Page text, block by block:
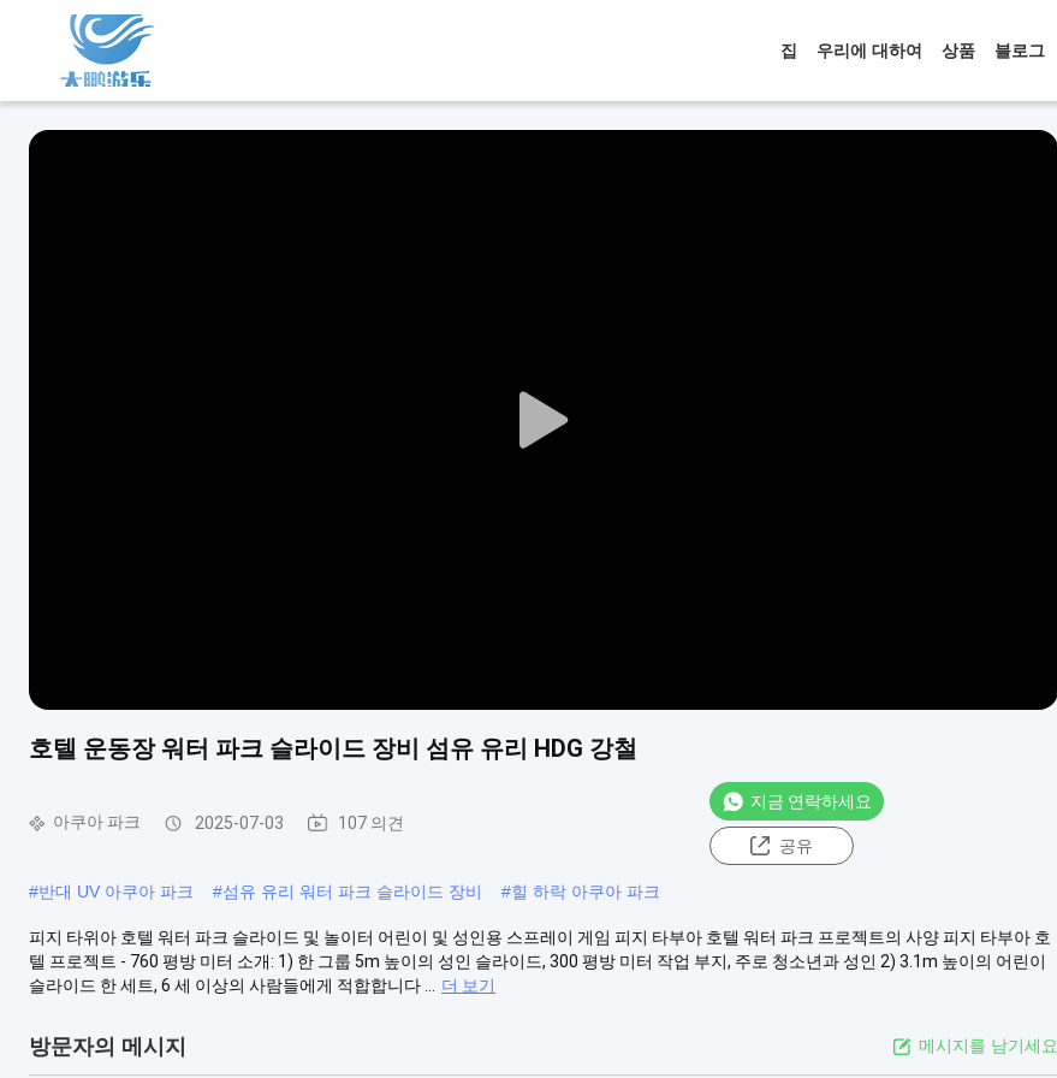
집 우리에 대하여 상품 블로그
Play
호텔 운동장 워터 파크 슬라이드 장비 섬유 유리 HDG 강철
아쿠아 파크 2025-07-03 107 의견
지금 연락하세요
공유
#반대 UV 아쿠아 파크 #섬유 유리 워터 파크 슬라이드 장비 #힐 하락 아쿠아 파크
피지 타위아 호텔 워터 파크 슬라이드 및 놀이터 어린이 및 성인용 스프레이 게임 피지 타부아 호텔 워터 파크 프로젝트의 사양 피지 타부아 호
텔 프로젝트 - 760 평방 미터 소개: 1) 한 그룹 5m 높이의 성인 슬라이드, 300 평방 미터 작업 부지, 주로 청소년과 성인 2) 3.1m 높이의 어린이
슬라이드 한 세트, 6 세 이상의 사람들에게 적합합니다 ...
더 보기
방문자의 메시지 메시지를 남기세요